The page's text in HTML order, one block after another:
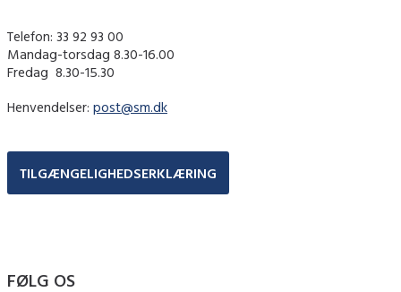
Telefon: 33 92 93 00
Mandag-torsdag 8.30-16.00
Fredag ​ 8.30-15.30
Henvendelser: post@sm.dk
TILGÆNGELIGHEDSERKLÆRING
FØLG OS